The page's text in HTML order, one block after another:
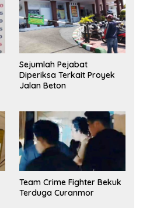
Sejumlah Pejabat
Diperiksa Terkait Proyek
Jalan Beton
Team Crime Fighter Bekuk
Terduga Curanmor